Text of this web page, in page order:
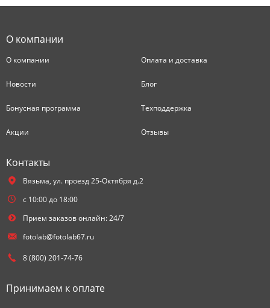
О компании
О компании Оплата и доставка
Новости Блог
Бонусная программа Техподдержка
Акции Отзывы
Контакты
Вязьма, ул. проезд 25-Октября д.2
с 10:00 до 18:00
Прием заказов онлайн: 24/7
fotolab@fotolab67.ru
8 (800) 201-74-76
Принимаем к оплате